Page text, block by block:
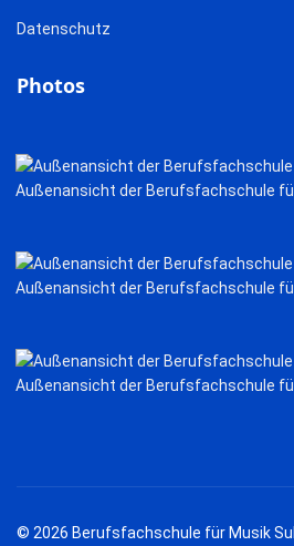
Datenschutz
Photos
Außenansicht der Berufsfachschule
Außenansicht der Berufsfachschule
Außenansicht der Berufsfachschule
© 2026 Berufsfachschule für Musik